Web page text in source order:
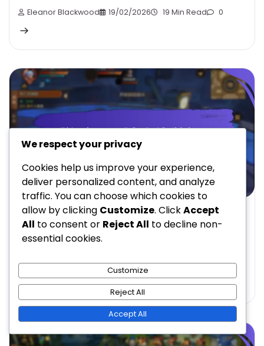
Eleanor Blackwood 19/02/2026 19 Min Read 0
CENY ZA MILNÍKY UDÁLOSTI V KING OF KINGS
Týdenní ceny za milníky: Probíhající výzvy,
Eleanor Blackwood 16/02/2026 15 Min Read 0
We respect your privacy
Cookies help us improve your experience,
deliver personalized content, and analyze
traffic. You can choose which cookies to
allow by clicking Customize. ClickAccept
All to consent or Reject All to decline non-
essential cookies.
Customize
Reject All
Accept All